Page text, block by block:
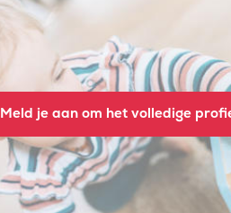
Meld je aan om het volledige